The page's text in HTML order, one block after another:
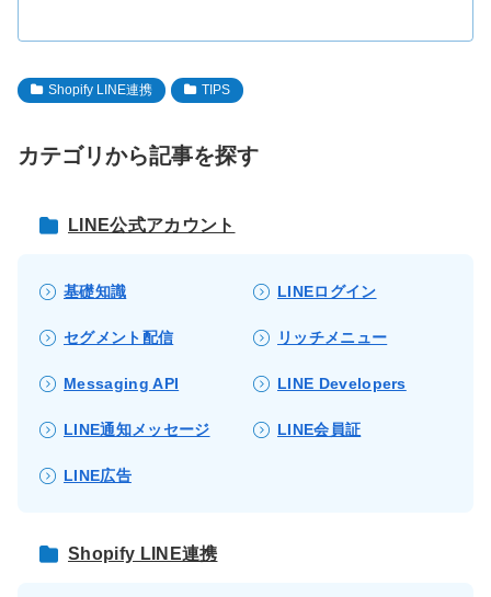
Shopify LINE連携 TIPS
カテゴリから記事を探す
LINE公式アカウント
基礎知識 LINEログイン
セグメント配信 リッチメニュー
Messaging API LINE Developers
LINE通知メッセージ LINE会員証
LINE広告
Shopify LINE連携